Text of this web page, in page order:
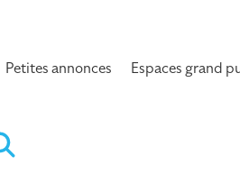
Petites annonces Espaces grand